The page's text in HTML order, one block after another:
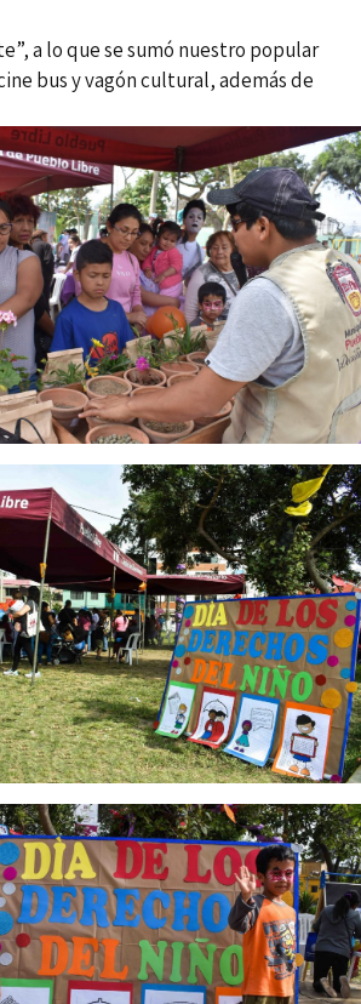
a lo que se sumó nuestro popular
bus y vagón cultural, además de